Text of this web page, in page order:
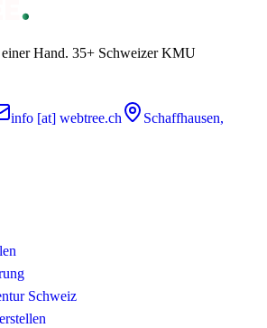
Hand. 35+ Schweizer KMU
info [at] webtree.ch
Schaffhausen,
Schweiz